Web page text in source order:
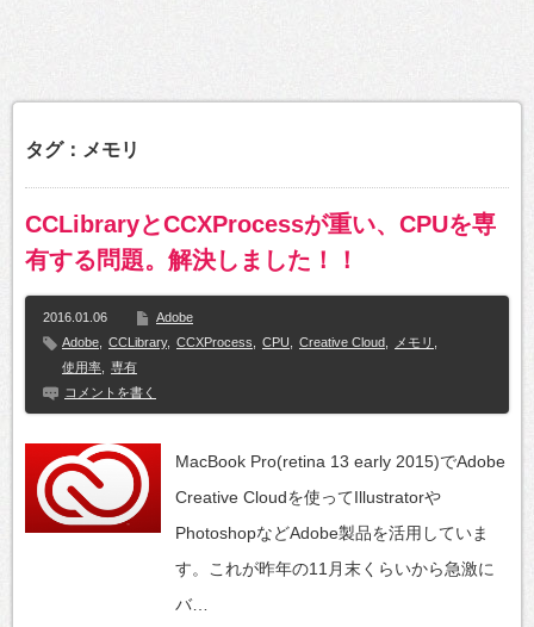
タグ：メモリ
CCLibraryとCCXProcessが重い、CPUを専
有する問題。解決しました！！
2016.01.06
Adobe
Adobe
CCLibrary, CCXProcess CPU Creative Cloud メモリ
使用率
専有
コメントを書く
MacBook Pro(retina 13 early 2015)でAdobe
Creative Cloudを使ってIllustratorや
PhotoshopなどAdobe製品を活用していま
す。これが昨年の11月末くらいから急激に
バ…